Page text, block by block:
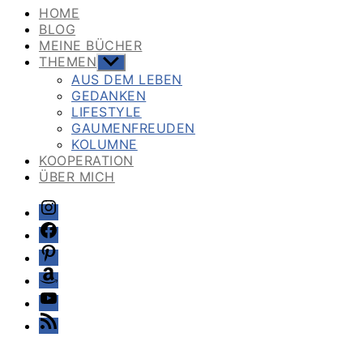
HOME
BLOG
MEINE BÜCHER
THEMEN Untermenü
anzeigen
AUS DEM LEBEN
GEDANKEN
LIFESTYLE
GAUMENFREUDEN
KOLUMNE
KOOPERATION
ÜBER MICH
Instagram
Facebook
Pinterest
Amazon
Youtube
Feed